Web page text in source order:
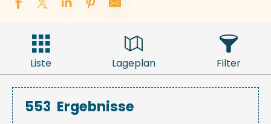
Liste Lageplan Filter
553 Ergebnisse